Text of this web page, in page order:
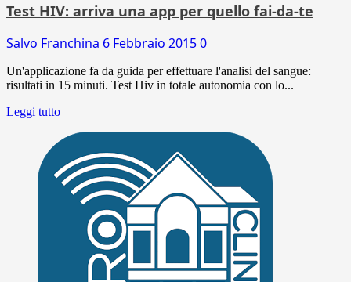
Test HIV: arriva una app per quello fai-da-te
Salvo Franchina 6 Febbraio 20150
Un'applicazione fa da guida per effettuare l'analisi del sangue:
risultati in 15 minuti. Test Hiv in totale autonomia con lo...
Leggi tutto